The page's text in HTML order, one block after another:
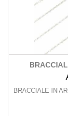
BRACCIALE IN